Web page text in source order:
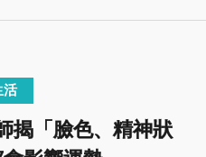
活
揭「臉色、精神狀